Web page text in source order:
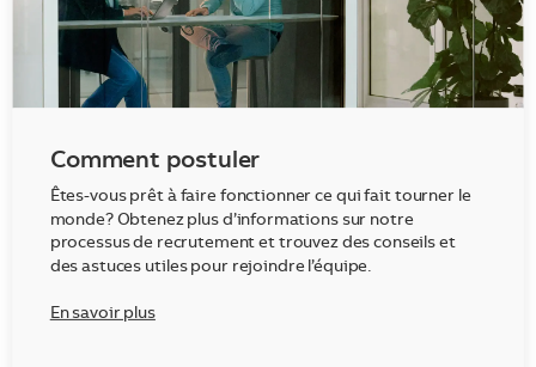
Comment postuler
Êtes-vous prêt à faire fonctionner ce qui fait tourner le
monde? Obtenez plus d’informations sur notre
processus de recrutement et trouvez des conseils et
des astuces utiles pour rejoindre l’équipe.
En savoir plus